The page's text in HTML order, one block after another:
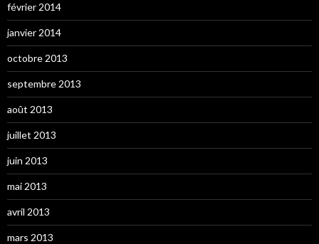
février 2014
janvier 2014
octobre 2013
septembre 2013
août 2013
juillet 2013
juin 2013
mai 2013
avril 2013
mars 2013